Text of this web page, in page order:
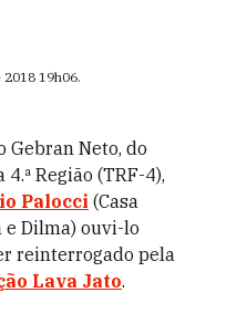
2018 19h06.
Gebran Neto, do
Região (TRF-4),
Palocci (Casa
e Dilma) ouvi-lo
reinterrogado pela
Lava Jato.